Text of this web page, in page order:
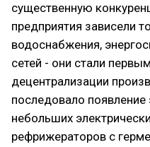
существенную
предприятия зависели
водоснабжения,
сетей - они стали
децентрализации
последовало появление
небольших
рефрижераторов с